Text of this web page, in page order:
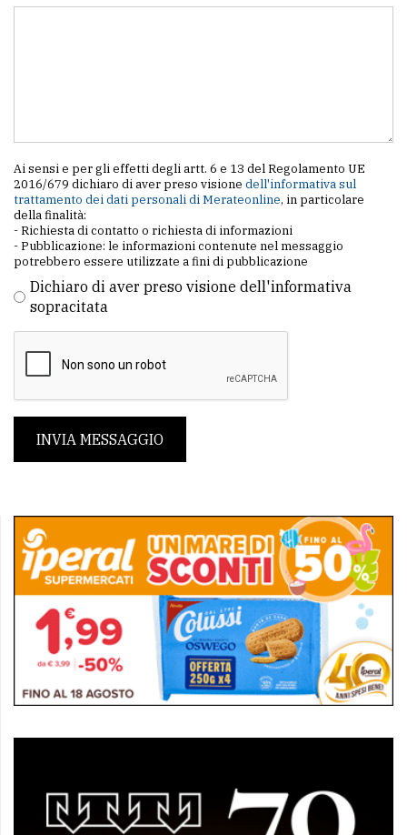
Ai sensi e per gli effetti degli artt. 6 e 13 del Regolamento UE
2016/679 dichiaro di aver preso visione dell'informativa sul
trattamento dei dati personali di Merateonline, in particolare
della finalità:
- Richiesta di contatto o richiesta di informazioni
- Pubblicazione: le informazioni contenute nel messaggio
potrebbero essere utilizzate a fini di pubblicazione
Dichiaro di aver preso visione dell'informativa
sopracitata
INVIA MESSAGGIO